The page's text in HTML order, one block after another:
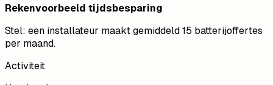
Rekenvoorbeeld tijdsbesparing
Stel: een installateur maakt gemiddeld 15 batterijoffertes
per maand.
Activiteit